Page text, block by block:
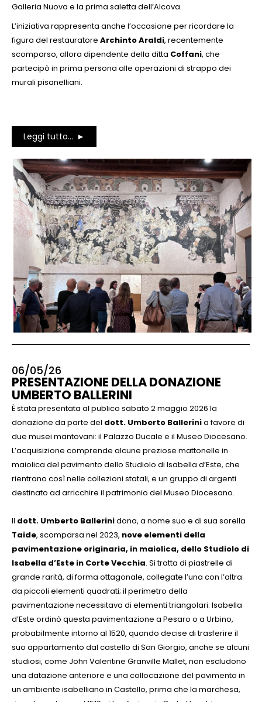
Galleria Nuova e la prima saletta dell’Alcova.
L’iniziativa rappresenta anche l’occasione per ricordare la
figura del restauratore Archinto Araldi, recentemente
scomparso, allora dipendente della ditta Coffani, che
partecipò in prima persona alle operazioni di strappo dei
murali pisanelliani.
Leggi tutto...
06/05/26
PRESENTAZIONE DELLA DONAZIONE
UMBERTO BALLERINI
È stata presentata al publico sabato 2 maggio 2026 la
donazione da parte del dott. Umberto Ballerinia favore di
due musei mantovani: il Palazzo Ducale e il Museo Diocesano.
L’acquisizione comprende alcune preziose mattonelle in
maiolica del pavimento dello Studiolo di Isabella d’Este, che
rientrano così nelle collezioni statali, e un gruppo di argenti
destinato ad arricchire il patrimonio del Museo Diocesano.
Il dott. Umberto Ballerinidona, a nome suo e di sua sorella
Taide, scomparsa nel 2023, nove elementi della
pavimentazione originaria, in maiolica, dello Studiolo di
Isabella d’Este in Corte Vecchia. Si tratta di piastrelle di
grande rarità, di forma ottagonale, collegate l’una con l’altra
da piccoli elementi quadrati; il perimetro della
pavimentazione necessitava di elementi triangolari. Isabella
d’Este ordinò questa pavimentazione a Pesaro o a Urbino,
probabilmente intorno al 1520, quando decise di trasferire il
suo appartamento dal castello di San Giorgio, anche se alcuni
studiosi, come John Valentine Granville Mallet, non escludono
una datazione anteriore e una collocazione del pavimento in
un ambiente isabelliano in Castello, prima che la marchesa,